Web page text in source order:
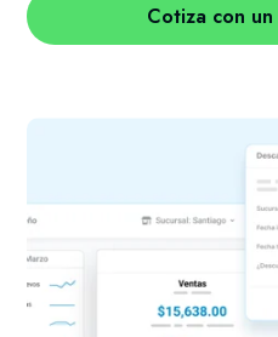
Cotiza con